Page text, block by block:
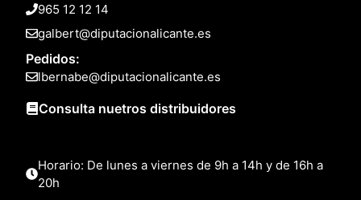
965 12 12 14
galbert@diputacionalicante.es
Pedidos:
lbernabe@diputacionalicante.es
Consulta nuetros distribuidores
Horario: De lunes a viernes de 9h a 14h y de 16h a
20h